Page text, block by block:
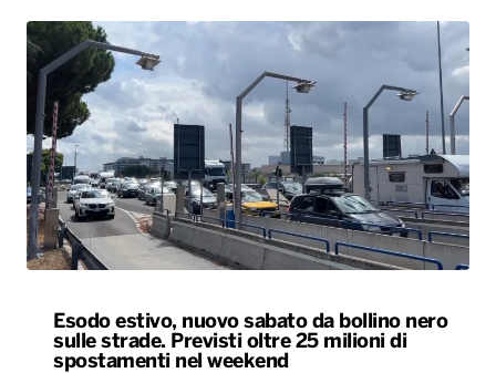
Esodo estivo, nuovo sabato da bollino nero
sulle strade. Previsti oltre 25 milioni di
spostamenti nel weekend